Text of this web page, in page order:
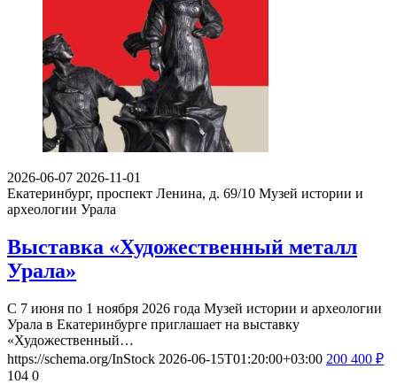
2026-06-07 2026-11-01
Екатеринбург, проспект Ленина, д. 69/10 Музей истории и
археологии Урала
Выставка «Художественный металл
Урала»
С 7 июня по 1 ноября 2026 года Музей истории и археологии
Урала в Екатеринбурге приглашает на выставку
«Художественный…
https://schema.org/InStock 2026-06-15T01:20:00+03:00 200 400 ₽
104 0